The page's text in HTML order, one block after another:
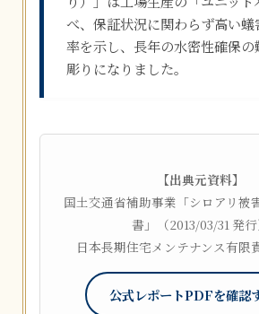
べ、保証状況に関わらず高い蟻
率を示し、長年の水密性確保の
彫りになりました。
【出典元資料】
国土交通省補助事業「シロアリ被
書」（2013/03/31 発行
日本長期住宅メンテナンス有限
公式レポートPDFを確認